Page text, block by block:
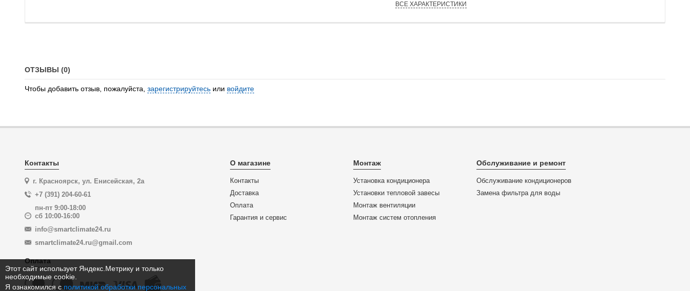
Этот сайт использует Яндекс.Метрику и только
необходимые cookie.
Я ознакомился с политикой обработки персональных
ВСЕ ХАРАКТЕРИСТИКИ
ОТЗЫВЫ (0)
Чтобы добавить отзыв, пожалуйста, зарегистрируйтесь или войдите
Контакты
г. Красноярск, ул. Енисейская, 2а
+7 (391) 204-60-61
пн-пт 9:00-18:00
сб 10:00-16:00
info@smartclimate24.ru
smartclimate24.ru@gmail.com
Оплата
О магазине
Контакты
Доставка
Оплата
Гарантия и сервис
Монтаж
Установка кондиционера
Установки тепловой завесы
Монтаж вентиляции
Монтаж систем отопления
Обслуживание и ремонт
Обслуживание кондиционеров
Замена фильтра для воды